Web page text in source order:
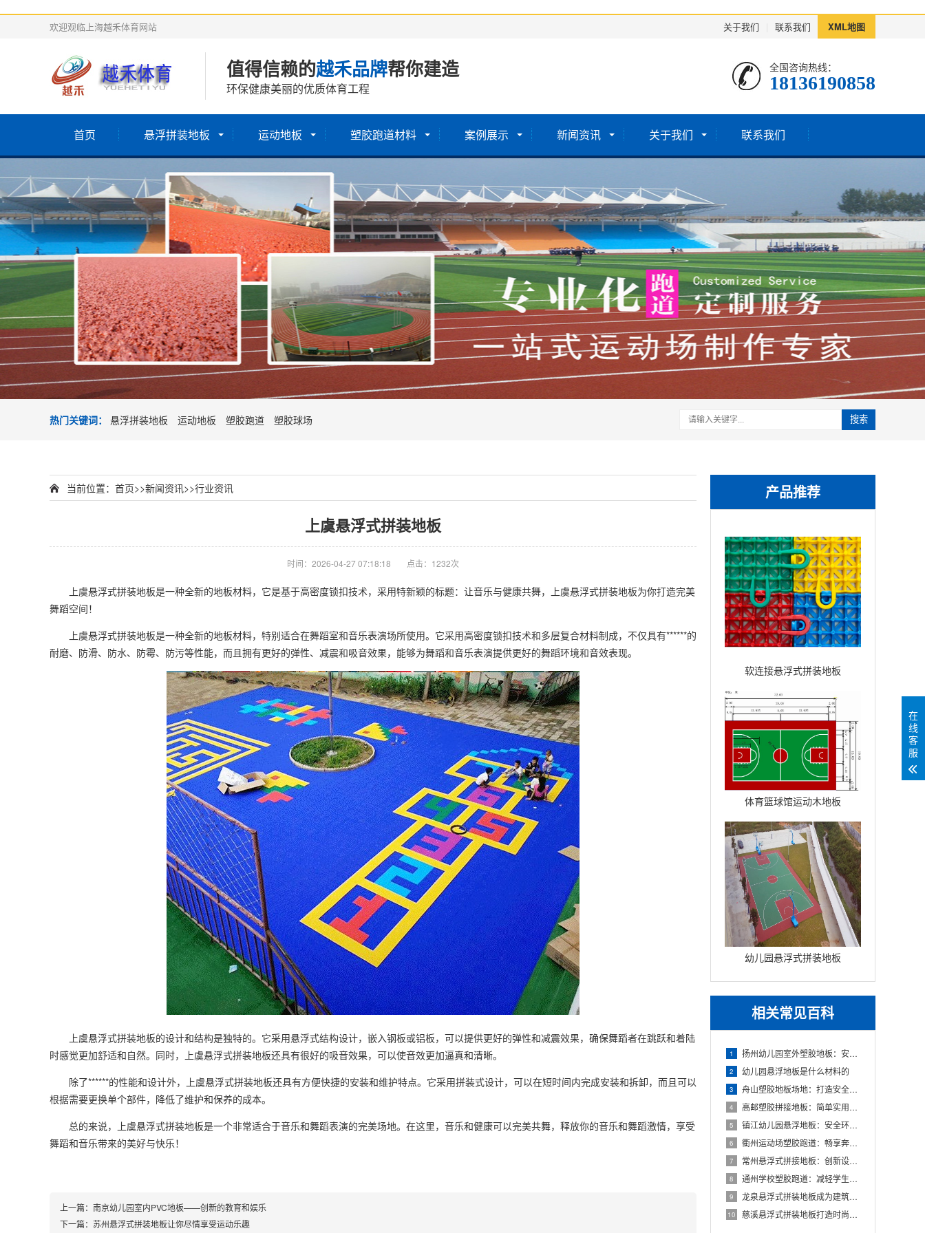
关于我们 联系我们 XML地图
欢迎观临上海越禾体育网站
值得信赖的越禾品牌帮你建造
环保健康美丽的优质体育工程
全国咨询热线：
18136190858
首页 悬浮拼装地板 运动地板 塑胶跑道材料 案例展示 新闻资讯 关于我们 联系我们
热门关键词： 悬浮拼装地板 运动地板 塑胶跑道 塑胶球场 搜索
产品推荐
软连接悬浮式拼装地板
体育篮球馆运动木地板
幼儿园悬浮式拼装地板
相关常见百科
1 扬州幼儿园室外塑胶地板：安全环保的儿童游玩选择
2 幼儿园悬浮地板是什么材料的
3 舟山塑胶地板场地：打造安全舒适的运动空间
4 高邮塑胶拼接地板：简单实用的地面装饰选择
5 镇江幼儿园悬浮地板：安全环保的孩子专属游乐场
6 衢州运动场塑胶跑道：畅享奔跑的快乐，健康成长的舞台
7 常州悬浮式拼接地板：创新设计，简化装修流程
8 通州学校塑胶跑道：减轻学生运动负荷，提高身心健康
9 龙泉悬浮式拼装地板成为建筑工程设计的全新选择
10 慈溪悬浮式拼装地板打造时尚优质的室内环境
当前位置： 首页>>新闻资讯>>行业资讯
上虞悬浮式拼装地板
时间：2026-04-27 07:18:18 点击：1232次
上虞悬浮式拼装地板是一种全新的地板材料，它是基于高密度锁扣技术，采用特新颖的标题：让音乐与健康共舞，上虞悬浮式拼装地板为你打造完美
舞蹈空间！
上虞悬浮式拼装地板是一种全新的地板材料，特别适合在舞蹈室和音乐表演场所使用。它采用高密度锁扣技术和多层复合材料制成，不仅具有******的
耐磨、防滑、防水、防霉、防污等性能，而且拥有更好的弹性、减震和吸音效果，能够为舞蹈和音乐表演提供更好的舞蹈环境和音效表现。
上虞悬浮式拼装地板的设计和结构是独特的。它采用悬浮式结构设计，嵌入钢板或铝板，可以提供更好的弹性和减震效果，确保舞蹈者在跳跃和着陆
时感觉更加舒适和自然。同时，上虞悬浮式拼装地板还具有很好的吸音效果，可以使音效更加逼真和清晰。
除了******的性能和设计外，上虞悬浮式拼装地板还具有方便快捷的安装和维护特点。它采用拼装式设计，可以在短时间内完成安装和拆卸，而且可以
根据需要更换单个部件，降低了维护和保养的成本。
总的来说，上虞悬浮式拼装地板是一个非常适合于音乐和舞蹈表演的完美场地。在这里，音乐和健康可以完美共舞，释放你的音乐和舞蹈激情，享受
舞蹈和音乐带来的美好与快乐！
上一篇： 南京幼儿园室内PVC地板——创新的教育和娱乐
下一篇： 苏州悬浮式拼装地板让你尽情享受运动乐趣
在
线
客
服